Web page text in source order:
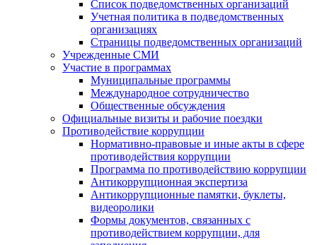
Список подведомственных организаций
Учетная политика в подведомственных
организациях
Страницы подведомственных организаций
Учрежденные СМИ
Участие в программах
Муниципальные программы
Международное сотрудничество
Общественные обсуждения
Официальные визиты и рабочие поездки
Противодействие коррупции
Нормативно-правовые и иные акты в сфере
противодействия коррупции
Программа по противодействию коррупции
Антикоррупционная экспертиза
Антикоррупционные памятки, буклеты,
видеоролики
Формы документов, связанных с
противодействием коррупции, для